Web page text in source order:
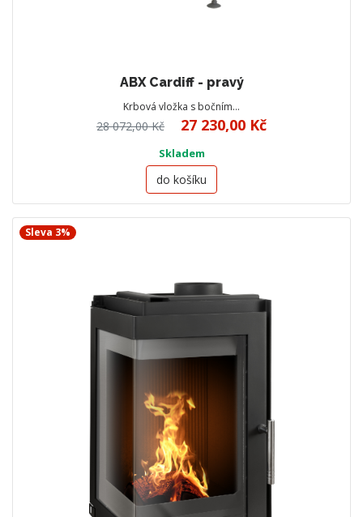
ABX Cardiff - pravý
Krbová vložka s bočním…
28 072,00 Kč 27 230,00 Kč
Skladem
do košíku
Sleva 3%